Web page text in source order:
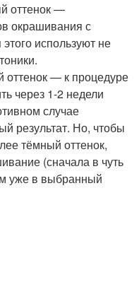
оттенок —
окрашивания с
используют не
— к процедуре
через 1-2 недели
случае
результат. Но, чтобы
тёмный оттенок,
(сначала в чуть
уже в выбранный